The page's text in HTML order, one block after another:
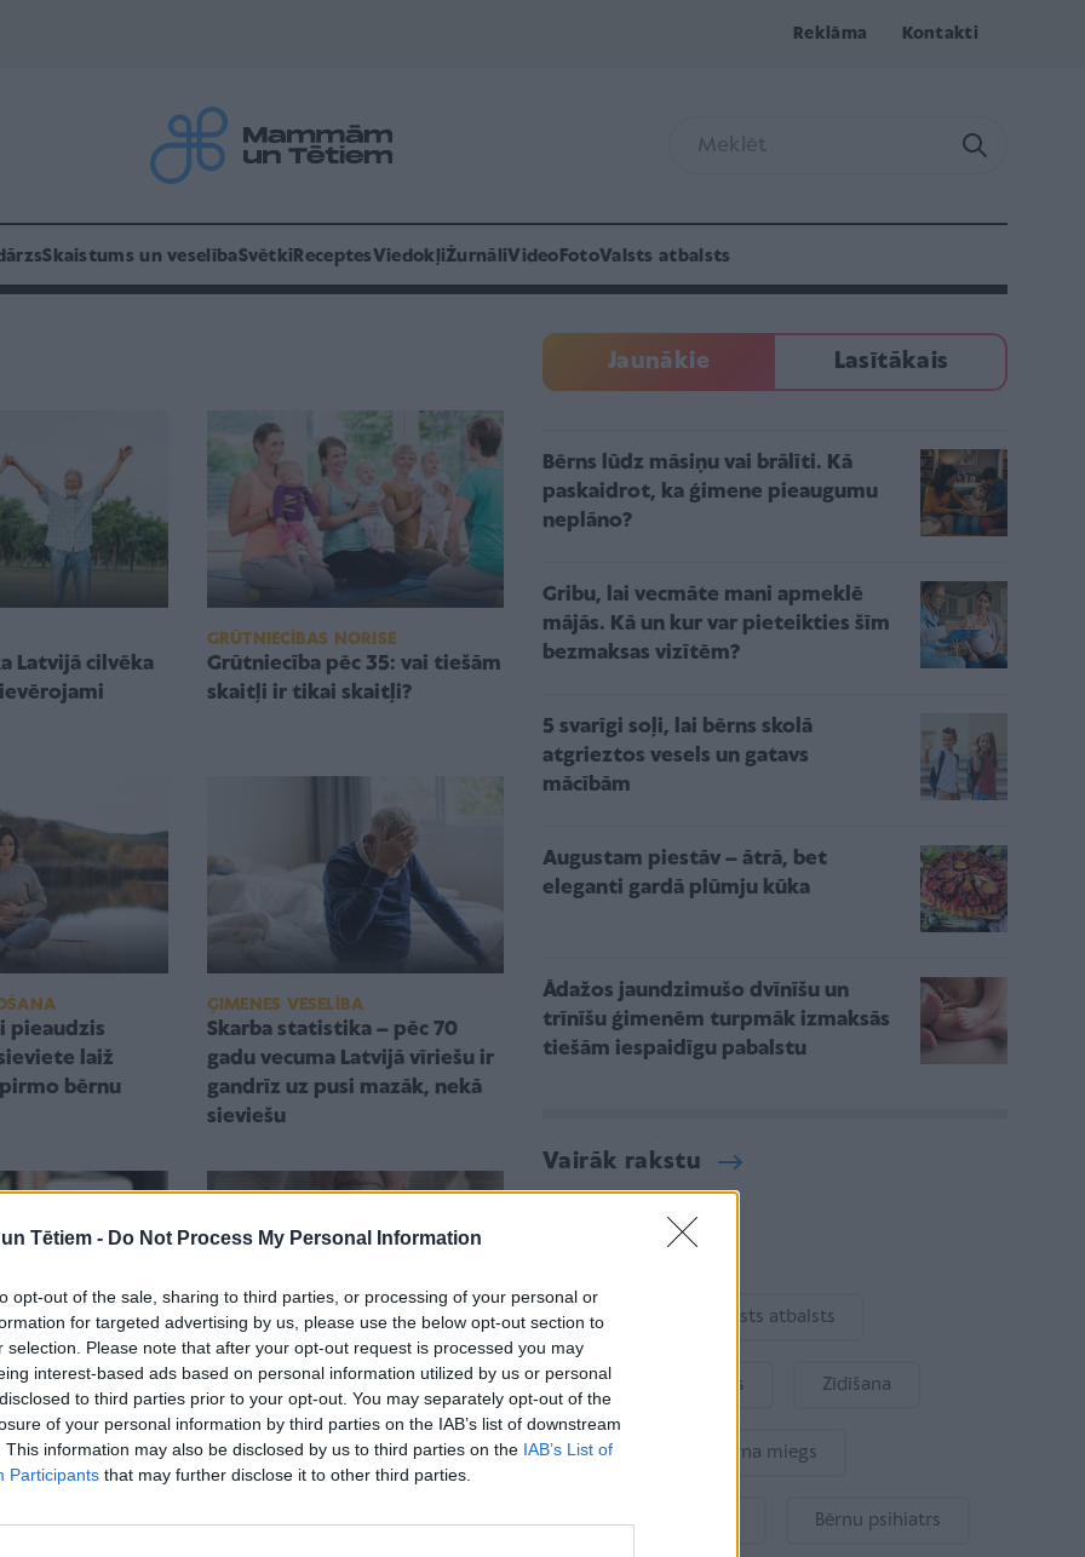
Tētiem - Do Not Process My Personal Information
opt-out of the sale, sharing to third parties, or processing of your personal or
for targeted advertising by us, please use the below opt-out section to
selection. Please note that after your opt-out request is processed you may
interest-based ads based on personal information utilized by us or personal
to third parties prior to your opt-out. You may separately opt-out of the
of your personal information by third parties on the IAB’s list of downstream
This information may also be disclosed by us to third parties on the IAB’s List of
Participants that may further disclose it to other third parties.
Reklāma Kontakti
Skaistums un veselībaSvētki ReceptesViedokļiŽurnāliVideo FotoValsts atbalsts
Latvijā cilvēka
GRŪTNIECĪBAS NORISE
Grūtniecība pēc 35: vai tiešām
skaitļi ir tikai skaitļi?
pieaudzis
laiž
bērnu
ĢIMENES VESELĪBA
Skarba statistika – pēc 70
gadu vecuma Latvijā vīriešu ir
gandrīz uz pusi mazāk, nekā
sieviešu
formula, kas
ideālo vecuma
ĢIMENES VESELĪBA
Zinātnieki atklāj vienkāršu
veidu, kā mājas apstākļos
novērtēt savu novecošanās
Jaunākie Lasītākais
Bērns lūdz māsiņu vai brālīti. Kā
paskaidrot, ka ģimene pieaugumu
neplāno?
Gribu, lai vecmāte mani apmeklē
mājās. Kā un kur var pieteikties šīm
bezmaksas vizītēm?
5 svarīgi soļi, lai bērns skolā
atgrieztos vesels un gatavs
mācībām
Augustam piestāv – ātrā, bet
eleganti gardā plūmju kūka
Ādažos jaundzimušo dvīnīšu un
trīnīšu ģimenēm turpmāk izmaksās
tiešām iespaidīgu pabalstu
Vairāk rakstu
Ukraina Valsts atbalsts
Kur šodien atpūsties Zīdīšana
Drošība Bērna miegs
Mākslīgais intelekts Bērnu psihiatrs